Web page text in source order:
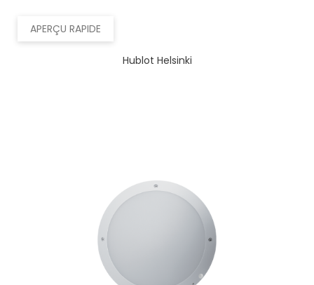
APERÇU RAPIDE
Hublot Helsinki